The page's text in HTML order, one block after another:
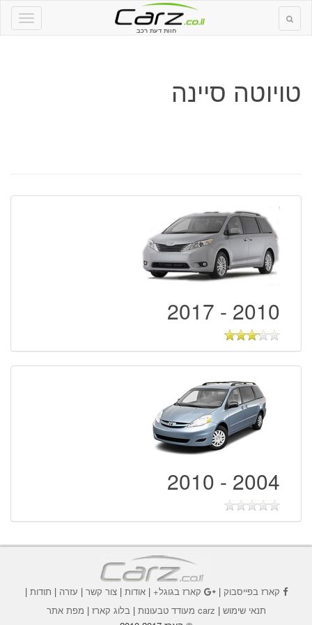
חוות דעת רכב
טויוטה סיינה
2010 - 2017
2004 - 2010
קארז בפייסבוק| קארז בגוגל+|אודות |צור קשר | עזרה | תודות |
תנאי שימוש | carz מעודד טבעונות | בלוג קארז | מפת אתר